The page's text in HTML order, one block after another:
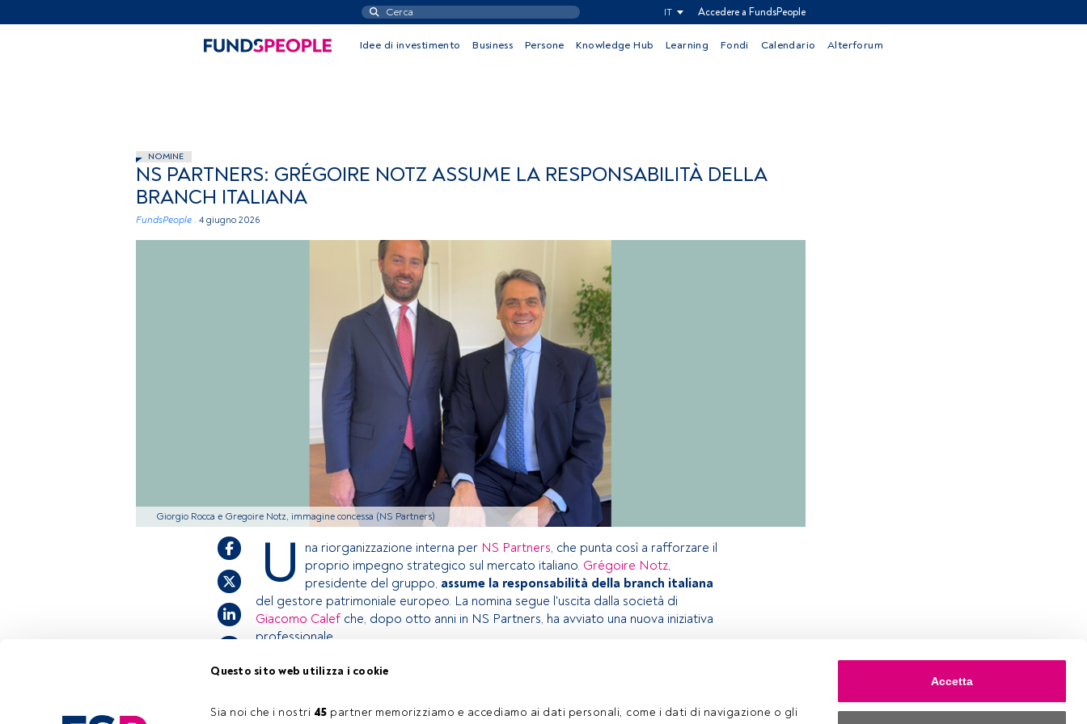
Questo sito web utilizza i cookie
Sia noi che i nostri 45 partner memorizziamo e accediamo ai dati personali, come i dati di navigazione o gli
Accetta
IT Accedere a FundsPeople
Idee di investimento Business Persone Knowledge Hub Learning Fondi Calendario Alterforum
NOMINE
NS PARTNERS: GRÉGOIRE NOTZ ASSUME LA RESPONSABILITÀ DELLA
BRANCH ITALIANA
FundsPeople . 4 giugno 2026
Giorgio Rocca e Gregoire Notz, immagine concessa (NS Partners)
U na riorganizzazione interna per NS Partners, che punta così a rafforzare il
proprio impegno strategico sul mercato italiano. Grégoire Notz,
presidente del gruppo, assume la responsabilità della branch italiana
del gestore patrimoniale europeo. La nomina segue l'uscita dalla società di
Giacomo Calefche, dopo otto anni in NS Partners, ha avviato una nuova iniziativa
professionale.
accedi tramite il pulsante Login. Se non hai ancora un account, ti invitiamo a